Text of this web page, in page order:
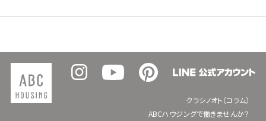
クラシノオト（コラム）
ABCハウジングで働きませんか？